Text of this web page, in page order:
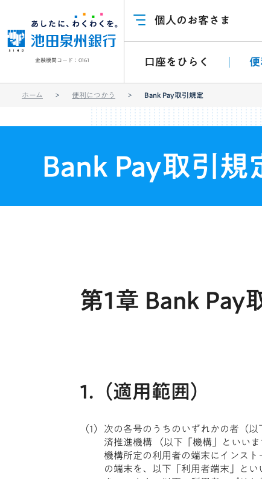
金融機関コード：0161
個人のお客さま
口座をひらく 便
ホーム 便利につかう Bank Pay取引規定
Bank Pay取引規
第1章 Bank Pay
1.（適用範囲）
次の各号のうちのいずれかの者（
済推進機構 （以下「機構」といい
機構所定の利用者の端末にインス
の端末を、以下「利用者端末」と